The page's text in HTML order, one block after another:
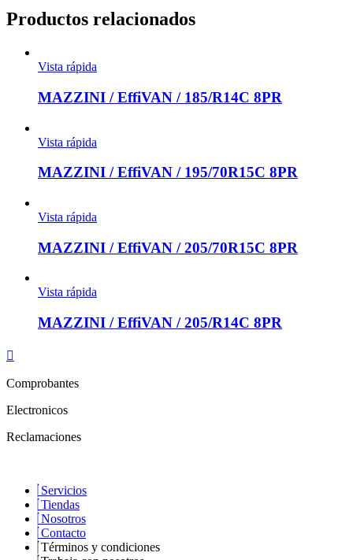
Productos relacionados
Vista rápida
MAZZINI / EffiVAN / 185/R14C 8PR
Vista rápida
MAZZINI / EffiVAN / 195/70R15C 8PR
Vista rápida
MAZZINI / EffiVAN / 205/70R15C 8PR
Vista rápida
MAZZINI / EffiVAN / 205/R14C 8PR
Comprobantes
Electronicos
Reclamaciones
Servicios
Tiendas
Nosotros
Contacto
Términos y condiciones